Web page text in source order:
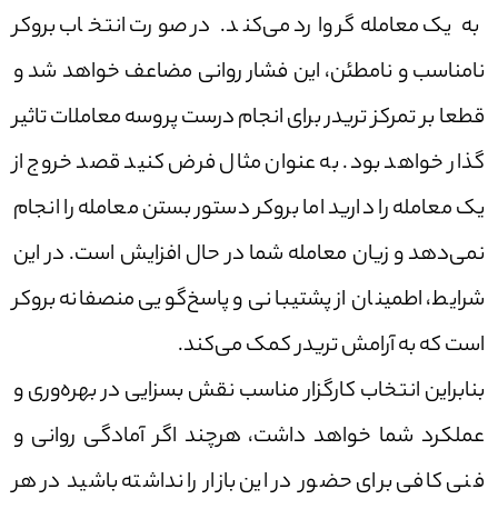
به یک معامله‌گر وارد می‌کند. در صورت انتخاب بروکر
نامناسب و نامطئن، این فشار روانی مضاعف خواهد شد و
قطعا بر تمرکز تریدر برای انجام درست پروسه معاملات تاثیر
گذار خواهد بود. به عنوان مثال فرض کنید قصد خروج از
یک معامله را دارید اما بروکر دستور بستن معامله را انجام
نمی‌دهد و زیان معامله شما در حال افزایش است. در این
شرایط، اطمینان از پشتیبانی و پاسخ‌گویی منصفانه بروکر
است که به آرامش تریدر کمک می‌کند.
بنابراین انتخاب کارگزار مناسب نقش بسزایی در بهره‌وری و
عملکرد شما خواهد داشت، هرچند اگر آمادگی روانی و
فنی کافی برای حضور در این بازار را نداشته باشید در هر